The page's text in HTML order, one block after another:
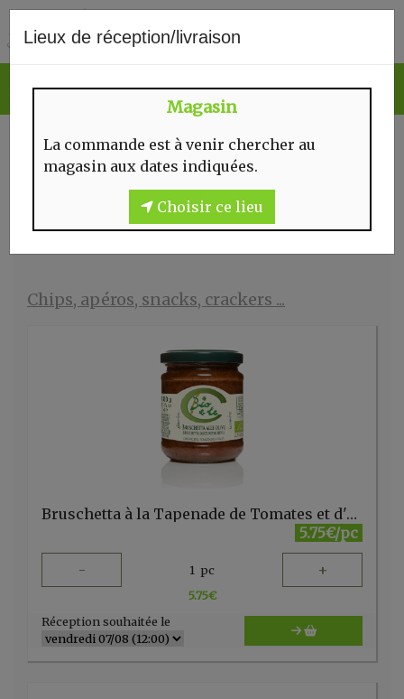
Lieux de réception/livraison
Magasin
La commande est à venir chercher au
magasin aux dates indiquées.
Choisir ce lieu
CHIPS, APÉROS, SNACKS,
CRACKERS ...
Chips, apéros, snacks, crackers ...
Bruschetta à la Tapenade de Tomates et d'Olives 180gr Bio e te
5.75€/pc
- 1 pc +
5.75€
Réception souhaitée le